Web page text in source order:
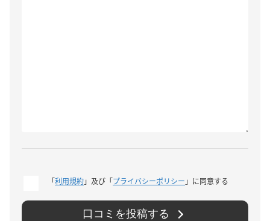
「利用規約」及び「プライバシーポリシー 」に同意する
口コミを投稿する